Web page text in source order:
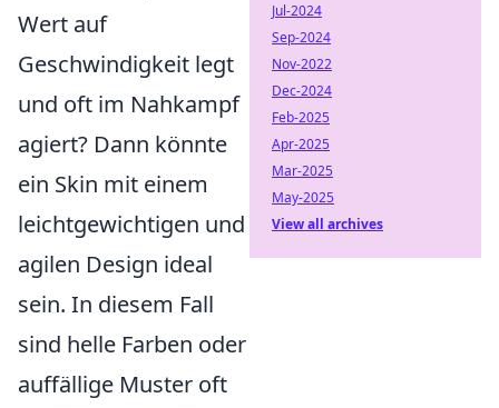
Wert auf
Geschwindigkeit legt
und oft im Nahkampf
agiert? Dann könnte
ein Skin mit einem
leichtgewichtigen und
agilen Design ideal
sein. In diesem Fall
sind helle Farben oder
auffällige Muster oft
Jul-2024
Sep-2024
Nov-2022
Dec-2024
Feb-2025
Apr-2025
Mar-2025
May-2025
View all archives